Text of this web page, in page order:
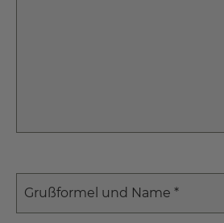
Grußformel und Name *